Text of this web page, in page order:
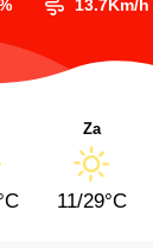
13.7Km/h
Za
11/29°C